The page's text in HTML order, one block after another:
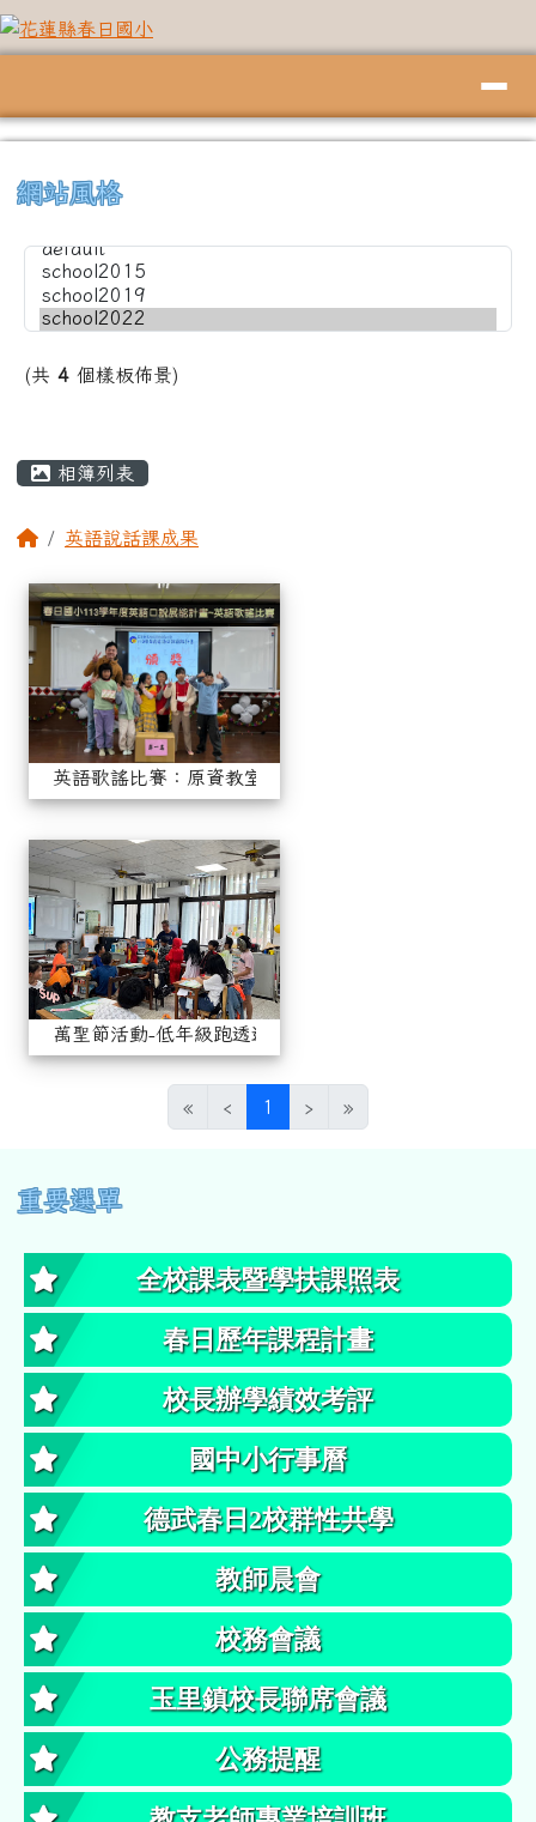
跳至主內容區
花蓮縣春日國小
網站風格
(共 4 個樣板佈景)
相簿列表
回首頁英語說話課成果
相簿列表 英語歌謠比賽：原資教室
英語歌謠比賽：原資教室
萬聖節活動-低年級跑透透
萬聖節活動-低年級跑透透
« ‹ 1 (目前頁次)
› »
左邊區域內容
重要選單
全校課表暨學扶課照表
春日歷年課程計畫
校長辦學績效考評
國中小行事曆
德武春日2校群性共學
教師晨會
校務會議
玉里鎮校長聯席會議
公務提醒